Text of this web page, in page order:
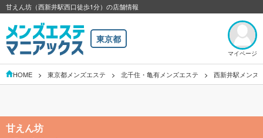
甘えん坊（西新井駅西口徒歩1分）の店舗情報
東京都
マイページ
HOME 東京都メンズエステ 北千住・亀有メンズエステ 西新井駅メンズ
甘えん坊